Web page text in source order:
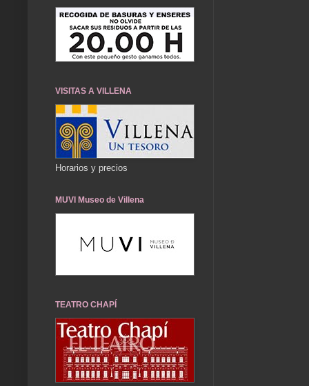
VISITAS A VILLENA
Horarios y precios
MUVI Museo de Villena
TEATRO CHAPÍ